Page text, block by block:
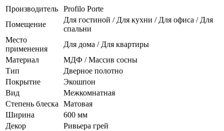
Производитель
Profilo Porte
Помещение
Для гостиной / Для кухни / Для офиса / Для
спальни
Место
применения
Для дома / Для квартиры
Материал
МДФ / Массив сосны
Тип
Дверное полотно
Покрытие
Экошпон
Вид
Межкомнатная
Степень блеска
Матовая
Ширина
600 мм
Декор
Ривьера грей